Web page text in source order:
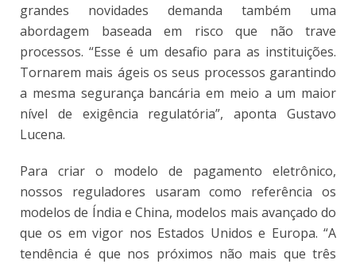
grandes novidades demanda também uma
abordagem baseada em risco que não trave
processos. “Esse é um desafio para as instituições.
Tornarem mais ágeis os seus processos garantindo
a mesma segurança bancária em meio a um maior
nível de exigência regulatória”, aponta Gustavo
Lucena.
Para criar o modelo de pagamento eletrônico,
nossos reguladores usaram como referência os
modelos de Índia e China, modelos mais avançado do
que os em vigor nos Estados Unidos e Europa. “A
tendência é que nos próximos não mais que três